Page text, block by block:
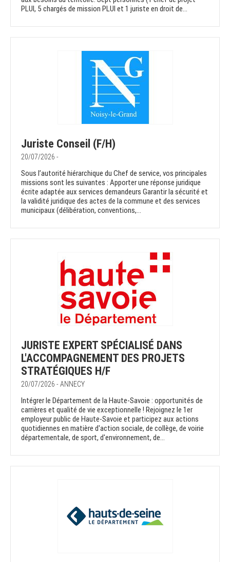
PLUI, 5 chargés de mission PLUI et 1 juriste en droit de...
Juriste Conseil (F/H)
20/07/2026 -
Sous l’autorité hiérarchique du Chef de service, vos principales
missions sont les suivantes : Apporter une réponse juridique
écrite adaptée aux services demandeurs Garantir la sécurité et
la validité juridique des actes de la commune et des services
municipaux (délibération, conventions,...
JURISTE EXPERT SPÉCIALISÉ DANS
L'ACCOMPAGNEMENT DES PROJETS
STRATÉGIQUES H/F
20/07/2026 - ANNECY
Intégrer le Département de la Haute-Savoie : opportunités de
carrières et qualité de vie exceptionnelle ! Rejoignez le 1er
employeur public de Haute-Savoie et participez aux actions
quotidiennes en matière d'action sociale, de collège, de voirie
départementale, de sport, d'environnement, de...